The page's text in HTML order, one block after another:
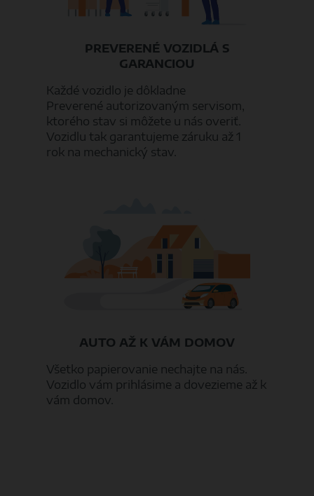
PREVERENÉ VOZIDLÁ S
GARANCIOU
Každé vozidlo je dôkladne
Preverené autorizovaným servisom,
ktorého stav si môžete u nás overiť.
Vozidlu tak garantujeme záruku až 1
rok na mechanický stav.
AUTO AŽ K VÁM DOMOV
Všetko papierovanie nechajte na nás.
Vozidlo vám prihlásime a dovezieme až k
vám domov.